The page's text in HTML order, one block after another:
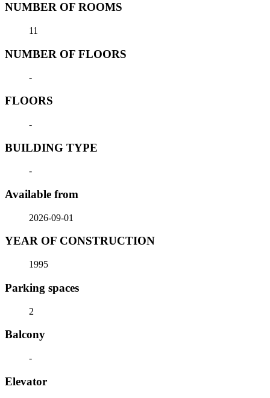
NUMBER OF ROOMS
11
NUMBER OF FLOORS
-
FLOORS
-
BUILDING TYPE
-
Available from
2026-09-01
YEAR OF CONSTRUCTION
1995
Parking spaces
2
Balcony
-
Elevator